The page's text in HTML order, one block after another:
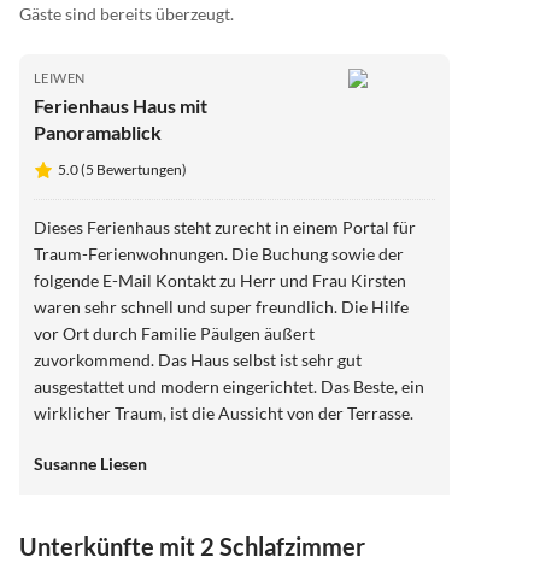
Gäste sind bereits überzeugt.
LEIWEN
Ferienhaus Haus mit
Panoramablick
5.0 (5 Bewertungen)
Dieses Ferienhaus steht zurecht in einem Portal für
Traum-Ferienwohnungen. Die Buchung sowie der
folgende E-Mail Kontakt zu Herr und Frau Kirsten
waren sehr schnell und super freundlich. Die Hilfe
vor Ort durch Familie Päulgen äußert
zuvorkommend. Das Haus selbst ist sehr gut
ausgestattet und modern eingerichtet. Das Beste, ein
wirklicher Traum, ist die Aussicht von der Terrasse.
vergessen lässt.
Susanne Liesen
Unterkünfte mit 2 Schlafzimmer